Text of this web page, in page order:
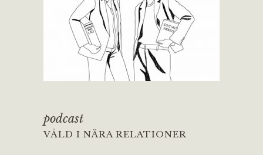
podcast
VÅLD I NÄRA RELATIONER